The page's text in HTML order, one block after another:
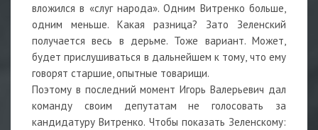
вложился в «слуг народа». Одним Витренко больше,
одним меньше. Какая разница? Зато Зеленский
получается весь в дерьме. Тоже вариант. Может,
будет прислушиваться в дальнейшем к тому, что ему
говорят старшие, опытные товарищи.
Поэтому в последний момент Игорь Валерьевич дал
команду своим депутатам не голосовать за
кандидатуру Витренко. Чтобы показать Зеленскому: